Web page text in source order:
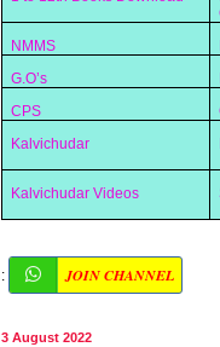
NMMS
G.O’s
CPS
Kalvichudar
Kalvichudar Videos
: JOIN CHANNEL
3 August 2022